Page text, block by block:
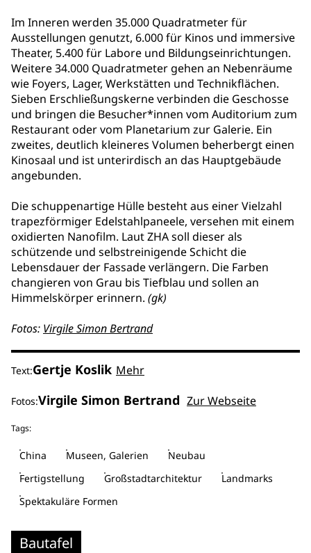
Im Inneren werden 35.000 Quadratmeter für
Ausstellungen genutzt, 6.000 für Kinos und immersive
Theater, 5.400 für Labore und Bildungseinrichtungen.
Weitere 34.000 Quadratmeter gehen an Nebenräume
wie Foyers, Lager, Werkstätten und Technikflächen.
Sieben Erschließungskerne verbinden die Geschosse
und bringen die Besucher*innen vom Auditorium zum
Restaurant oder vom Planetarium zur Galerie. Ein
zweites, deutlich kleineres Volumen beherbergt einen
Kinosaal und ist unterirdisch an das Hauptgebäude
angebunden.
Die schuppenartige Hülle besteht aus einer Vielzahl
trapezförmiger Edelstahlpaneele, versehen mit einem
oxidierten Nanofilm. Laut ZHA soll dieser als
schützende und selbstreinigende Schicht die
Lebensdauer der Fassade verlängern. Die Farben
changieren von Grau bis Tiefblau und sollen an
Himmelskörper erinnern. (gk)
Fotos: Virgile Simon Bertrand
Text:Gertje Koslik Mehr
Fotos:Virgile Simon Bertrand Zur Webseite
Tags:
China Museen, Galerien
Neubau
Fertigstellung
Großstadtarchitektur
Landmarks
Spektakuläre Formen
Bautafel